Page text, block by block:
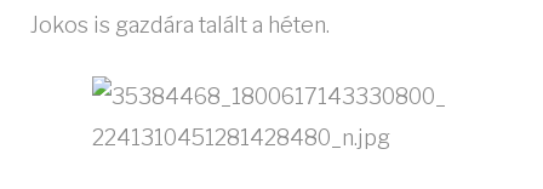
Jokos is gazdára talált a héten.